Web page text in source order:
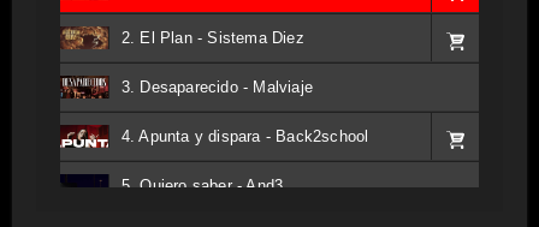
2. El Plan - Sistema Diez
3. Desaparecido - Malviaje
4. Apunta y dispara - Back2school
5. Quiero saber - And3